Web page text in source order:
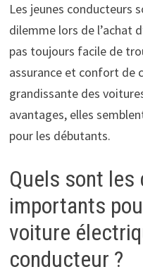
Les jeunes conducteurs
dilemme lors de l’achat
pas toujours facile de
assurance et confort de
grandissante des
avantages, elles
pour les débutants.
Quels sont les
importants
voiture
conducteur ?